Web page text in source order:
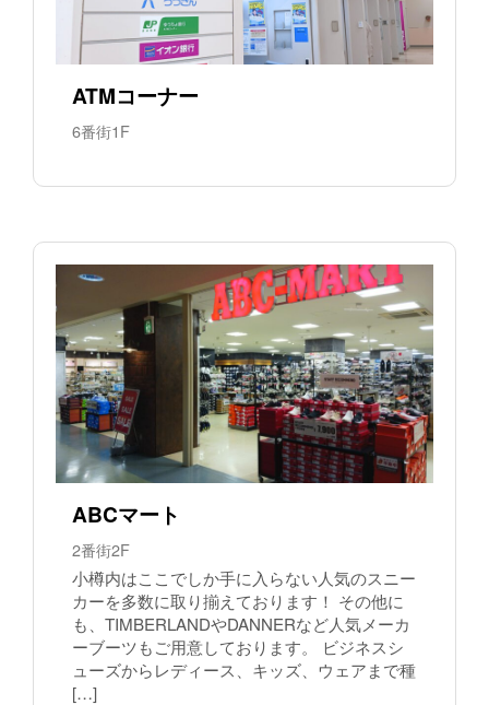
ATMコーナー
6番街1F
ABCマート
2番街2F
小樽内はここでしか手に入らない人気のスニー
カーを多数に取り揃えております！ その他に
も、TIMBERLANDやDANNERなど人気メーカ
ーブーツもご用意しております。 ビジネスシ
ューズからレディース、キッズ、ウェアまで種
[…]